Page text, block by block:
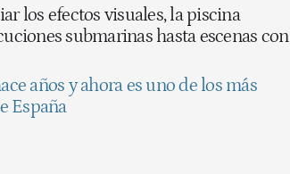
los efectos visuales, la piscina
submarinas hasta escenas con
años y ahora es uno de los más
España